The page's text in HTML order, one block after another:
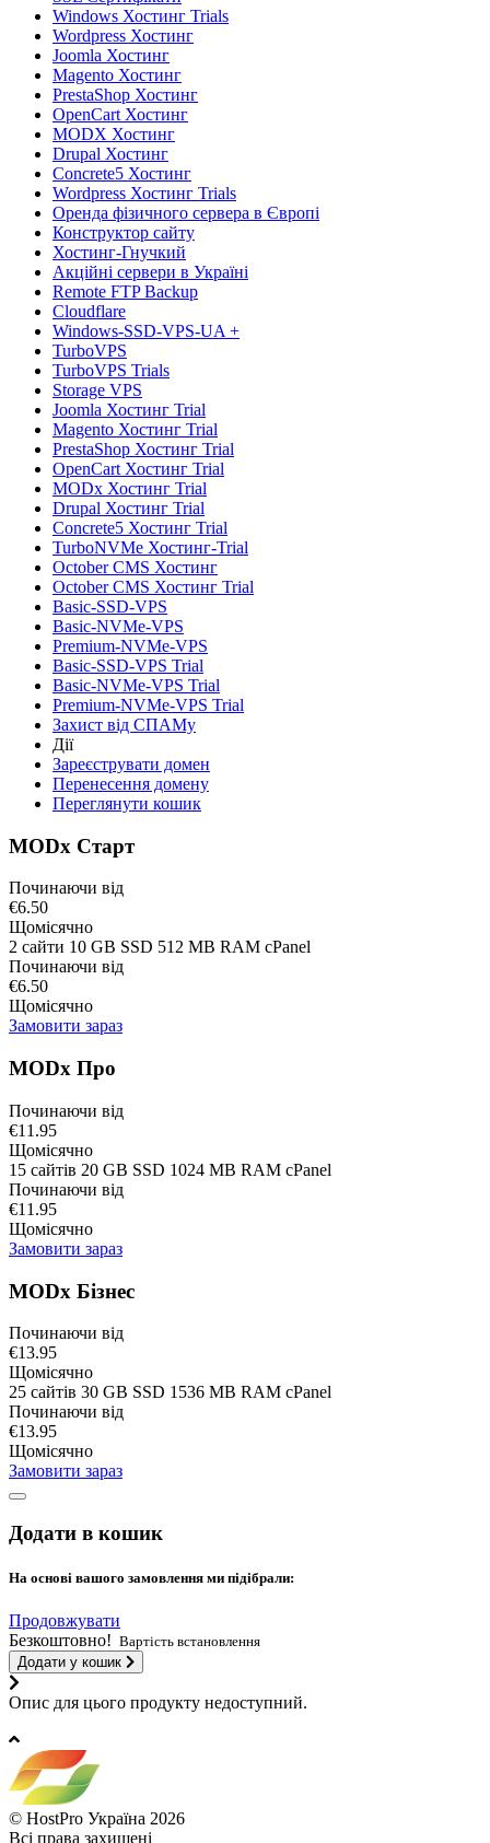
Windows Хостинг Trials
Wordpress Хостинг
Joomla Хостинг
Magento Хостинг
PrestaShop Хостинг
OpenCart Хостинг
MODX Хостинг
Drupal Хостинг
Concrete5 Хостинг
Wordpress Хостинг Trials
Оренда фізичного сервера в Європі
Конструктор сайту
Хостинг-Гнучкий
Акційні сервери в Україні
Remote FTP Backup
Cloudflare
Windows-SSD-VPS-UA +
TurboVPS
TurboVPS Trials
Storage VPS
Joomla Хостинг Trial
Magento Хостинг Trial
PrestaShop Хостинг Trial
OpenCart Хостинг Trial
MODx Хостинг Trial
Drupal Хостинг Trial
Concrete5 Хостинг Trial
TurboNVMe Хостинг-Trial
October CMS Хостинг
October CMS Хостинг Trial
Basic-SSD-VPS
Basic-NVMe-VPS
Premium-NVMe-VPS
Basic-SSD-VPS Trial
Basic-NVMe-VPS Trial
Premium-NVMe-VPS Trial
Захист від СПАМу
Дії
Зареєструвати домен
Перенесення домену
Переглянути кошик
MODx Старт
Починаючи від
€6.50
Щомісячно
2 сайти 10 GB SSD 512 MB RAM cPanel
Починаючи від
€6.50
Щомісячно
Замовити зараз
MODx Про
Починаючи від
€11.95
Щомісячно
15 сайтів 20 GB SSD 1024 MB RAM cPanel
Починаючи від
€11.95
Щомісячно
Замовити зараз
MODx Бізнес
Починаючи від
€13.95
Щомісячно
25 сайтів 30 GB SSD 1536 MB RAM cPanel
Починаючи від
€13.95
Щомісячно
Замовити зараз
Додати в кошик
На основі вашого замовлення ми підібрали:
Продовжувати
Безкоштовно! Вартість встановлення
Додати у кошик
Опис для цього продукту недоступний.
© HostPro Україна 2026
Всі права захищені